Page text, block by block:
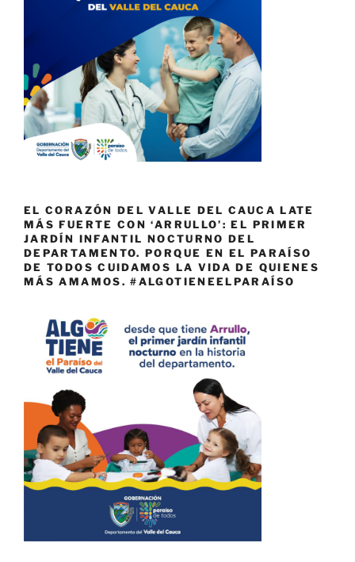
EL CORAZÓN DEL VALLE DEL CAUCA LATE
MÁS FUERTE CON ‘ARRULLO’: EL PRIMER
JARDÍN INFANTIL NOCTURNO DEL
DEPARTAMENTO. PORQUE EN EL PARAÍSO
DE TODOS CUIDAMOS LA VIDA DE QUIENES
MÁS AMAMOS. #ALGOTIENEELPARAÍSO